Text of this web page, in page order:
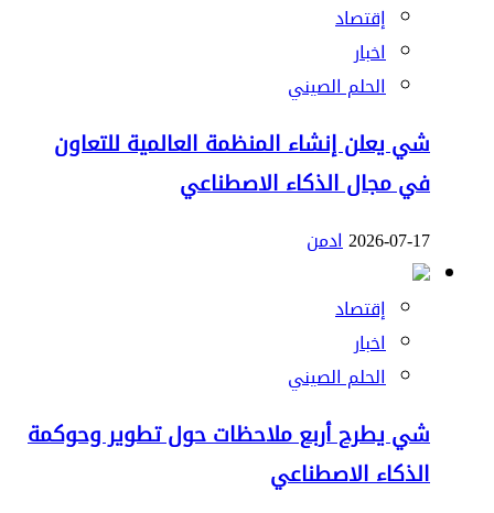
إقتصاد
اخبار
الحلم الصيني
شي يعلن إنشاء المنظمة العالمية للتعاون
في مجال الذكاء الاصطناعي
2026-07-17ادمن
إقتصاد
اخبار
الحلم الصيني
شي يطرح أربع ملاحظات حول تطوير وحوكمة
الذكاء الاصطناعي